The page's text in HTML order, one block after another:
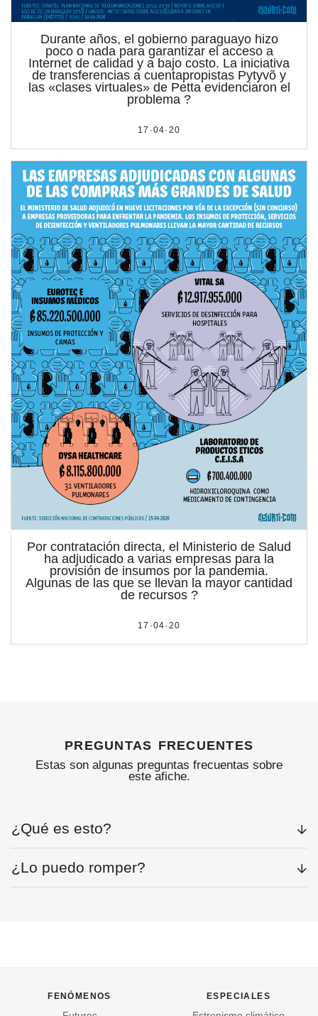
Durante años, el gobierno paraguayo hizo
poco o nada para garantizar el acceso a
Internet de calidad y a bajo costo. La iniciativa
de transferencias a cuentapropistas Pytyvõ y
las «clases virtuales» de Petta evidenciaron el
problema ?
17·04·20
Por contratación directa, el Ministerio de Salud
ha adjudicado a varias empresas para la
provisión de insumos por la pandemia.
Algunas de las que se llevan la mayor cantidad
de recursos ?
17·04·20
preguntas frecuentes
Estas son algunas preguntas frecuentas sobre
este afiche.
¿Qué es esto?
¿Lo puedo romper?
fenómenos especiales